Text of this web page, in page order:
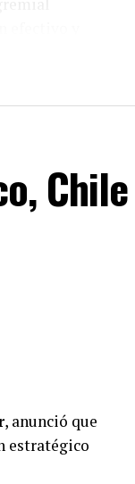
parte del
Chile
, anunció que
estratégico